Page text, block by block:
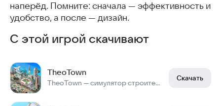
наперёд. Помните: сначала — эффективность и
удобство, а после — дизайн.
С этой игрой скачивают
TheoTown
TheoTown — симулятор строительства города
Скачать